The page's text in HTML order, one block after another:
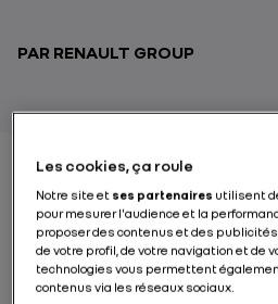
PAR RENAULT GROUP
Traverser l’Europe à bord
comment passer du rêve à la
déploiement desréseaux de
rapide et ultra-rapide sur les
européennes. Par ailleurs,
Les cookies, ça roule
Notre site et ses partenaires utilisent
pour mesurer l'audience et la
proposer des contenus et des
de votre profil, de votre navigation et de
technologies vous permettent
contenus via les réseaux sociaux.